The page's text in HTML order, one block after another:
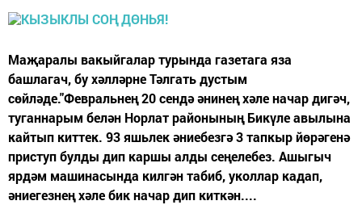
Маҗаралы вакыйгалар турында газетага яза
башлагач, бу хәлләрне Тәлгать дустым
сөйләде."Февральнең 20 сендә әнинең хәле начар дигәч,
туганнарым белән Норлат районының Бикүле авылына
кайтып киттек. 93 яшьлек әниебезгә 3 тапкыр йөрәгенә
приступ булды дип каршы алды сеңелебез. Ашыгыч
ярдәм машинасында килгән табиб, уколлар кадап,
әниегезнең хәле бик начар дип киткән....